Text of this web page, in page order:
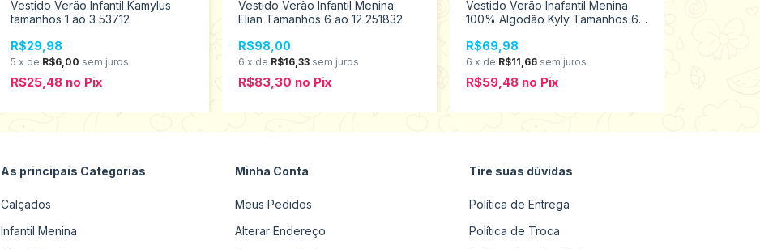
Vestido Verão Infantil Kamylus
tamanhos 1 ao 3 53712
R$29,98
5 x de R$6,00 sem juros
R$25,48 no Pix
Vestido Verão Infantil Menina
Elian Tamanhos 6 ao 12 251832
R$98,00
6 x de R$16,33 sem juros
R$83,30 no Pix
Vestido Verão Inafantil Menina
100% Algodão Kyly Tamanhos 6
R$69,98
6 x de R$11,66 sem juros
R$59,48 no Pix
As principais Categorias
Calçados
Infantil Menina
Minha Conta
Meus Pedidos
Alterar Endereço
Tire suas dúvidas
Política de Entrega
Política de Troca